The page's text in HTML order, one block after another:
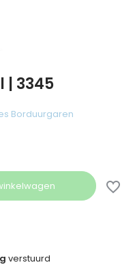
| 3345
Borduurgaren
verstuurd